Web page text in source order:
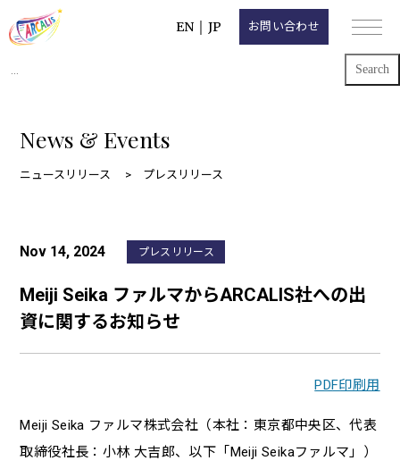
EN JP お問い合わせ
for:
News & Events
ニュースリリース プレスリリース
Nov 14, 2024 プレスリリース
Meiji Seika ファルマからARCALIS社への出
資に関するお知らせ
PDF印刷用
Meiji Seika ファルマ株式会社（本社：東京都中央区、代表
取締役社長：小林 大吉郎、以下「Meiji Seikaファルマ」）